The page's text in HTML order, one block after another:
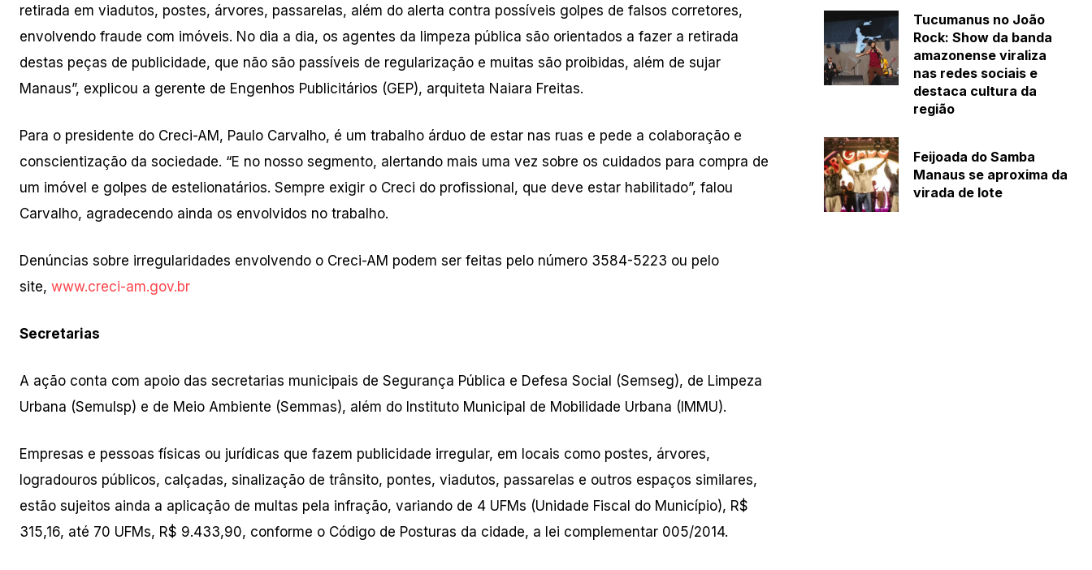
retirada em viadutos, postes, árvores, passarelas, além do alerta contra possíveis golpes de falsos corretores,
envolvendo fraude com imóveis. No dia a dia, os agentes da limpeza pública são orientados a fazer a retirada
destas peças de publicidade, que não são passíveis de regularização e muitas são proibidas, além de sujar
Manaus”, explicou a gerente de Engenhos Publicitários (GEP), arquiteta Naiara Freitas.
Para o presidente do Creci-AM, Paulo Carvalho, é um trabalho árduo de estar nas ruas e pede a colaboração e
conscientização da sociedade. “E no nosso segmento, alertando mais uma vez sobre os cuidados para compra de
um imóvel e golpes de estelionatários. Sempre exigir o Creci do profissional, que deve estar habilitado”, falou
Carvalho, agradecendo ainda os envolvidos no trabalho.
Denúncias sobre irregularidades envolvendo o Creci-AM podem ser feitas pelo número 3584-5223 ou pelo
site, www.creci-am.gov.br
Secretarias
A ação conta com apoio das secretarias municipais de Segurança Pública e Defesa Social (Semseg), de Limpeza
Urbana (Semulsp) e de Meio Ambiente (Semmas), além do Instituto Municipal de Mobilidade Urbana (IMMU).
Empresas e pessoas físicas ou jurídicas que fazem publicidade irregular, em locais como postes, árvores,
logradouros públicos, calçadas, sinalização de trânsito, pontes, viadutos, passarelas e outros espaços similares,
estão sujeitos ainda a aplicação de multas pela infração, variando de 4 UFMs (Unidade Fiscal do Município), R$
315,16, até 70 UFMs, R$ 9.433,90, conforme o Código de Posturas da cidade, a lei complementar 005/2014.
Tucumanus no João
Rock: Show da banda
amazonense viraliza
nas redes sociais e
destaca cultura da
região
Feijoada do Samba
Manaus se aproxima da
virada de lote